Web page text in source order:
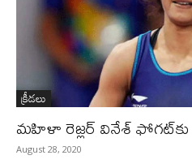
క్రీడలు
మహిళా రెజ్లర్‌ వినేశ్‌
August 28, 2020